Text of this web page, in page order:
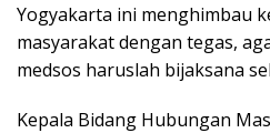
Yogyakarta ini menghimbau
masyarakat dengan tegas,
medsos haruslah bijaksana
Kepala Bidang Hubungan